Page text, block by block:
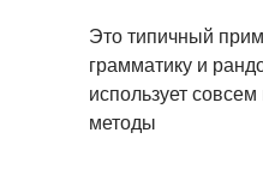
Это типичный
грамматику и
использует
методы